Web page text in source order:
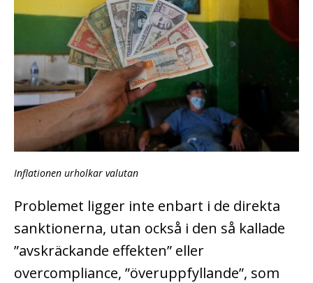
Inflationen urholkar valutan
Problemet ligger inte enbart i de direkta
sanktionerna, utan också i den så kallade
”avskräckande effekten” eller
overcompliance, ”överuppfyllande”, som